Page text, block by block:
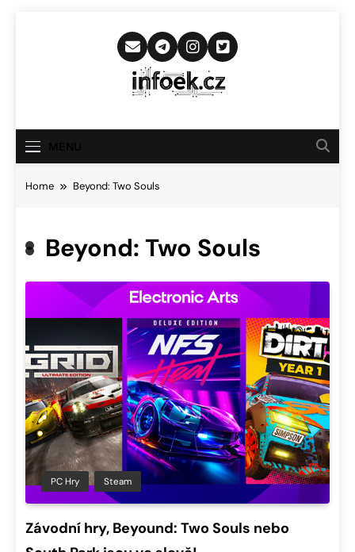
Infoek.cz
Novinkám
Home Beyond: Two Souls
Beyond: Two Souls
PC Hry Steam
Závodní hry, Beyound: Two Souls nebo